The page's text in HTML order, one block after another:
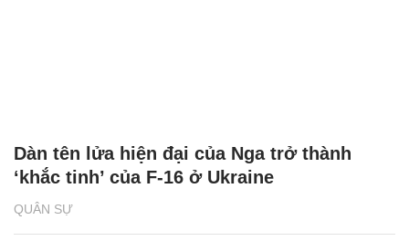
QUÂN SỰ
Dàn tên lửa hiện đại của Nga trở thành
‘khắc tinh’ của F-16 ở Ukraine